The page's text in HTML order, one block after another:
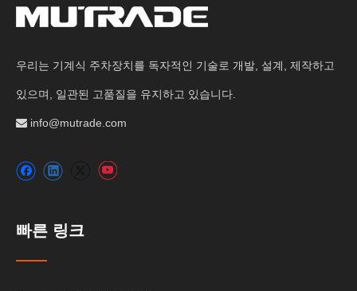
우리는 기계식 주차장치를 독자적인 기술로 개발, 설계, 제작하고
있으며, 일관된 고품질을 유지하고 있습니다.
 info@mutrade.com
빠른 링크